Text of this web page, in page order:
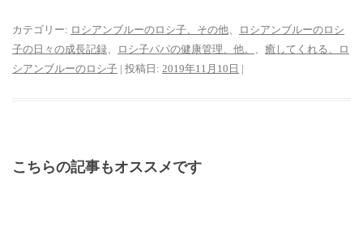
カテゴリー: ロシアンブルーのロシ子、その他、
ロシアンブルーのロシ
子の日々の成長記録、 ロシ子パパの健康管理、他。 、 癒してくれる、ロ
シアンブルーのロシ子 | 投稿日: 2019年11月10日 |
こちらの記事もオススメです